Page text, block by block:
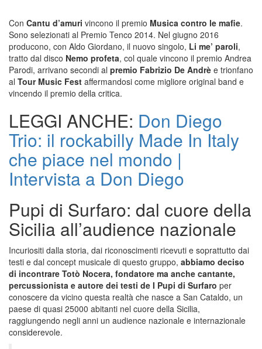
Con Cantu d’amuri vincono il premio Musica contro le mafie.
Sono selezionati al Premio Tenco 2014. Nel giugno 2016
producono, con Aldo Giordano, il nuovo singolo, Li me’ paroli,
tratto dal disco Nemo profeta, col quale vincono il premio Andrea
Parodi, arrivano secondi al premio Fabrizio De Andrè e trionfano
al Tour Music Fest affermandosi come migliore original band e
vincendo il premio della critica.
LEGGI ANCHE: Don Diego
Trio: il rockabilly Made In Italy
che piace nel mondo |
Intervista a Don Diego
Pupi di Surfaro: dal cuore della
Sicilia all’audience nazionale
Incuriositi dalla storia, dai riconoscimenti ricevuti e soprattutto dai
testi e dal concept musicale di questo gruppo, abbiamo deciso
di incontrare Totò Nocera, fondatore ma anche cantante,
percussionista e autore dei testi de I Pupi di Surfaro per
conoscere da vicino questa realtà che nasce a San Cataldo, un
paese di quasi 25000 abitanti nel cuore della Sicilia,
raggiungendo negli anni un audience nazionale e internazionale
considerevole.